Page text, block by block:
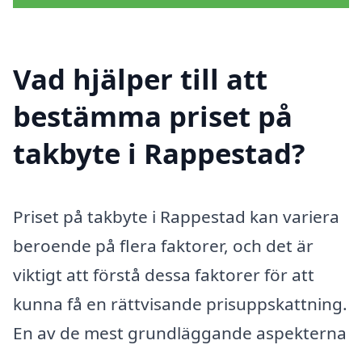
Vad hjälper till att
bestämma priset på
takbyte i Rappestad?
Priset på takbyte i Rappestad kan variera
beroende på flera faktorer, och det är
viktigt att förstå dessa faktorer för att
kunna få en rättvisande prisuppskattning.
En av de mest grundläggande aspekterna